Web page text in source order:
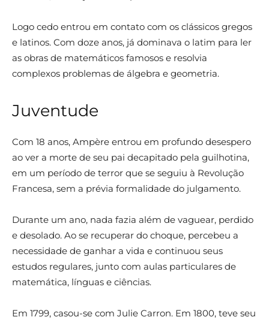
Logo cedo entrou em contato com os clássicos gregos
e latinos. Com doze anos, já dominava o latim para ler
as obras de matemáticos famosos e resolvia
complexos problemas de álgebra e geometria.
Juventude
Com 18 anos, Ampère entrou em profundo desespero
ao ver a morte de seu pai decapitado pela guilhotina,
em um período de terror que se seguiu à Revolução
Francesa, sem a prévia formalidade do julgamento.
Durante um ano, nada fazia além de vaguear, perdido
e desolado. Ao se recuperar do choque, percebeu a
necessidade de ganhar a vida e continuou seus
estudos regulares, junto com aulas particulares de
matemática, línguas e ciências.
Em 1799, casou-se com Julie Carron. Em 1800, teve seu